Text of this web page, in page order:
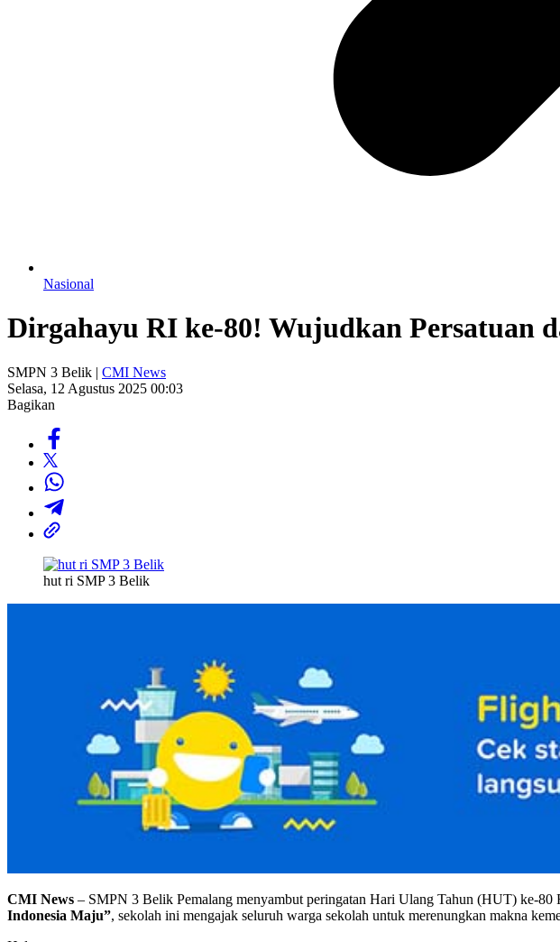
Nasional
Dirgahayu RI ke-80! Wujudkan Persatuan
SMPN 3 Belik | CMI News
Selasa, 12 Agustus 2025 00:03
Bagikan
hut ri SMP 3 Belik
CMI News – SMPN 3 Belik Pemalang menyambut peringatan Hari Ulang Tahun (HUT) ke-80
Indonesia Maju”, sekolah ini mengajak seluruh warga sekolah untuk merenungkan makna